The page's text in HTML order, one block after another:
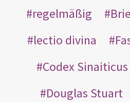
regelmäßig
lectio divina
Codex Sinaiticus
Douglas Stuart